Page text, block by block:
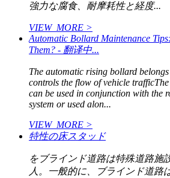
強力な腐食、耐摩耗性と経度...
VIEW_MORE >
Automatic Bollard Maintenance
Them? - 翻译中...
The automatic rising bollard
controls the flow of vehicle
can be used in conjunction with the
system or used alon...
VIEW_MORE >
特性の床スタッド
をブラインド道路は特殊道路施
人。一般的に、ブラインド道路